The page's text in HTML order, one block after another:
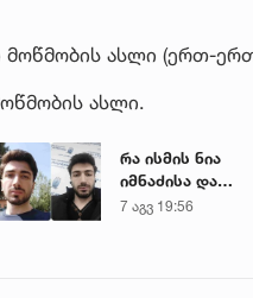
ასლი (ერთ-
ასლი.
რა ისმის ნია
იმნაძისა და
მამამისის
7 აგვ 19:56